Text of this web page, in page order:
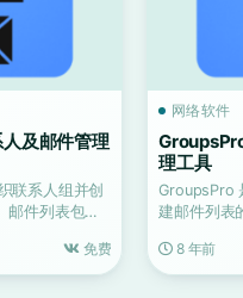
人及邮件管理
联系人组并创
邮件列表包含
免费
网络软件
理工具
GroupsPro
建邮件列表
8 年前